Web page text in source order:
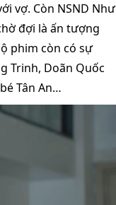
vợ. Còn NSND Như
đợi là ấn tượng
phim còn có sự
Trinh, Doãn Quốc
Tân An…